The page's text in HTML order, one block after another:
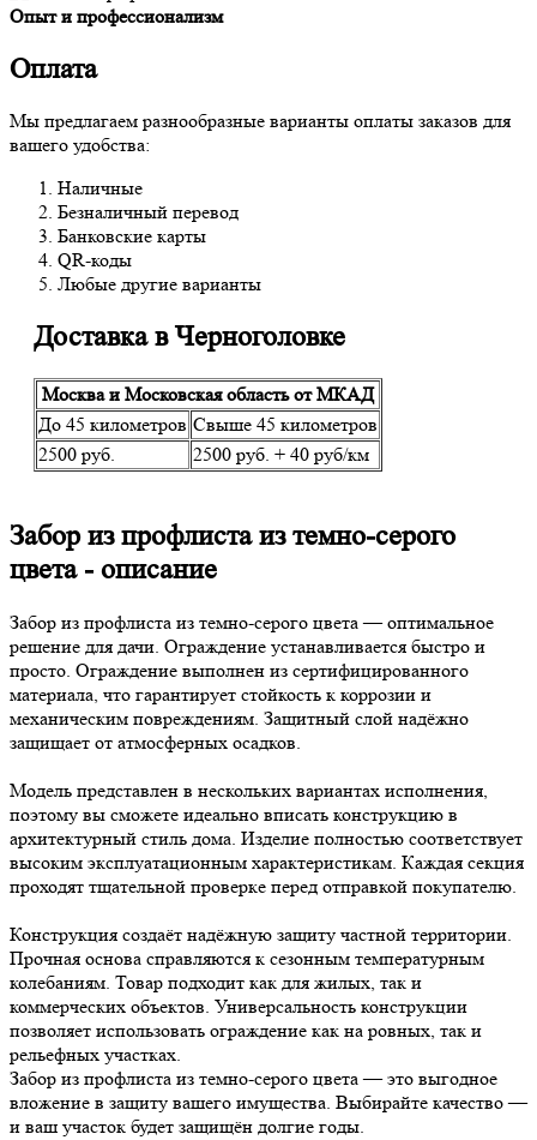
Опыт и профессионализм
Оплата
Мы предлагаем разнообразные варианты оплаты заказов для
вашего удобства:
Наличные
Безналичный перевод
Банковские карты
QR-коды
Любые другие варианты
Доставка в Черноголовке
Москва и Московская область от МКАД
До 45 километров Свыше 45 километров
2500 руб.
2500 руб. + 40 руб/км
Забор из профлиста из темно-серого
цвета - описание
Забор из профлиста из темно-серого цвета — оптимальное
решение для дачи. Ограждение устанавливается быстро и
просто. Ограждение выполнен из сертифицированного
материала, что гарантирует стойкость к коррозии и
механическим повреждениям. Защитный слой надёжно
защищает от атмосферных осадков.
Модель представлен в нескольких вариантах исполнения,
поэтому вы сможете идеально вписать конструкцию в
архитектурный стиль дома. Изделие полностью соответствует
высоким эксплуатационным характеристикам. Каждая секция
проходят тщательной проверке перед отправкой покупателю.
Конструкция создаёт надёжную защиту частной территории.
Прочная основа справляются к сезонным температурным
колебаниям. Товар подходит как для жилых, так и
коммерческих объектов. Универсальность конструкции
позволяет использовать ограждение как на ровных, так и
рельефных участках.
Забор из профлиста из темно-серого цвета — это выгодное
вложение в защиту вашего имущества. Выбирайте качество —
и ваш участок будет защищён долгие годы.